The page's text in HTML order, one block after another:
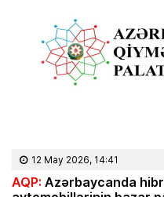
12 May 2026, 14:41
AQP: Azərbaycanda